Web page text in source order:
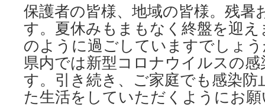
保護者の皆様、地域の皆様。残暑
す。夏休みもまもなく終盤を迎
のように過ごしていますでしょ
県内では新型コロナウイルスの
す。引き続き、ご家庭でも感染防
た生活をしていただくようにお